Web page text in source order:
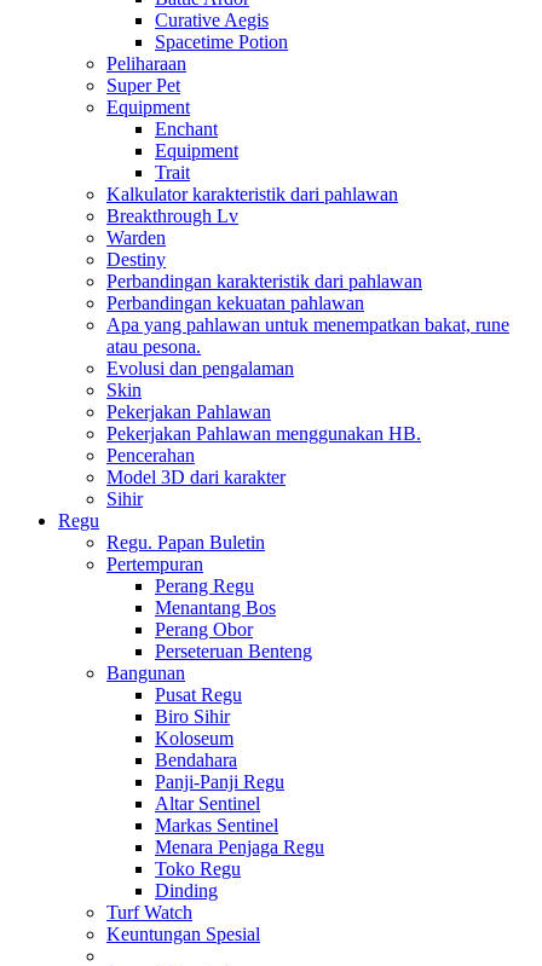
Curative Aegis
Spacetime Potion
Peliharaan
Super Pet
Equipment
Enchant
Equipment
Trait
Kalkulator karakteristik dari pahlawan
Breakthrough Lv
Warden
Destiny
Perbandingan karakteristik dari pahlawan
Perbandingan kekuatan pahlawan
Apa yang pahlawan untuk menempatkan bakat, rune
atau pesona.
Evolusi dan pengalaman
Skin
Pekerjakan Pahlawan
Pekerjakan Pahlawan menggunakan HB.
Pencerahan
Model 3D dari karakter
Sihir
Regu
Regu. Papan Buletin
Pertempuran
Perang Regu
Menantang Bos
Perang Obor
Perseteruan Benteng
Bangunan
Pusat Regu
Biro Sihir
Koloseum
Bendahara
Panji-Panji Regu
Altar Sentinel
Markas Sentinel
Menara Penjaga Regu
Toko Regu
Dinding
Turf Watch
Keuntungan Spesial